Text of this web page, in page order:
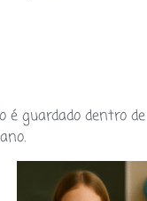
é guardado dentro de